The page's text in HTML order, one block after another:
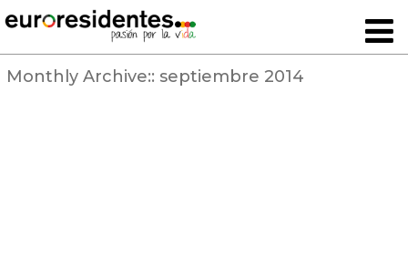
Monthly Archive:: septiembre 2014